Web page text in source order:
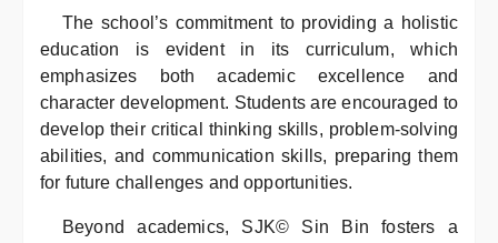
The school’s commitment to providing a holistic
education is evident in its curriculum, which
emphasizes both academic excellence and
character development. Students are encouraged to
develop their critical thinking skills, problem-solving
abilities, and communication skills, preparing them
for future challenges and opportunities.
Beyond academics, SJK© Sin Bin fosters a